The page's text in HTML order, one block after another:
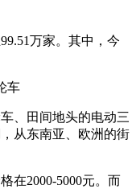
万家。其中，今
、田间地头的电动三
从东南亚、欧洲的街
在2000-5000元。而